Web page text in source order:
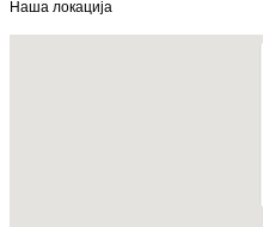
Наша локација